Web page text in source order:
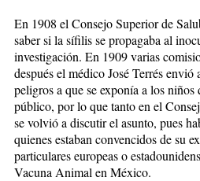
En 1908 el Consejo Superior de
saber si la sífilis se propagaba al
investigación. En 1909 varias
después el médico José Terrés
peligros a que se exponía a los
público, por lo que tanto en el
se volvió a discutir el asunto, pues
quienes estaban convencidos de su
particulares europeas o
Vacuna Animal en México.